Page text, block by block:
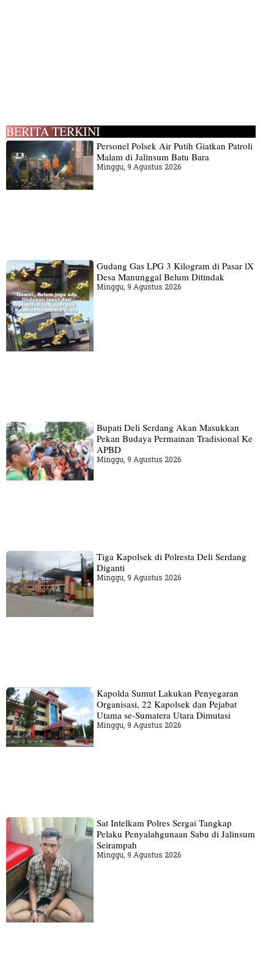
BERITA TERKINI
Personel Polsek Air Putih Giatkan Patroli
Malam di Jalinsum Batu Bara
Minggu, 9 Agustus 2026
Gudang‎ Gas LPG 3 Kilogram di Pasar lX
Desa Manunggal Belum Ditindak
Minggu, 9 Agustus 2026
Bupati Deli Serdang Akan Masukkan
Pekan Budaya Permainan Tradisional Ke
APBD
Minggu, 9 Agustus 2026
Tiga Kapolsek di Polresta Deli Serdang
Diganti
Minggu, 9 Agustus 2026
Kapolda Sumut Lakukan Penyegaran
Organisasi, 22 Kapolsek dan Pejabat
Utama se-Sumatera Utara Dimutasi
Minggu, 9 Agustus 2026
Sat Intelkam Polres Sergai Tangkap
Pelaku Penyalahgunaan Sabu di Jalinsum
Seirampah
Minggu, 9 Agustus 2026